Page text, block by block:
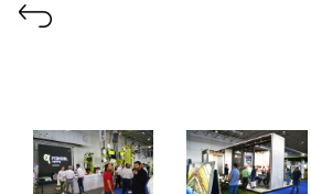
Pavimentos, Revestimentos para
Máquinas, Ferramentas e Acessórios.